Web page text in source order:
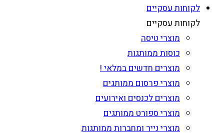
לקוחות עסקיים
לקוחות עסקיים
מוצרי טיסה
כוסות ממותגות
מוצרים חדשים במלאי !
מוצרי פרסום ממותגים
מוצרים לכנסים ואירועים
מוצרי ספורט ממותגים
מוצרי נייר ומחברות ממותגות